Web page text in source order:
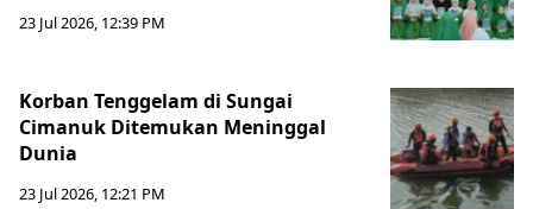
23 Jul 2026, 12:39 PM
Korban Tenggelam di Sungai
Cimanuk Ditemukan Meninggal
Dunia
23 Jul 2026, 12:21 PM